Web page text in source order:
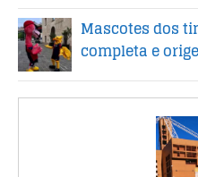
Mascotes dos
completa e